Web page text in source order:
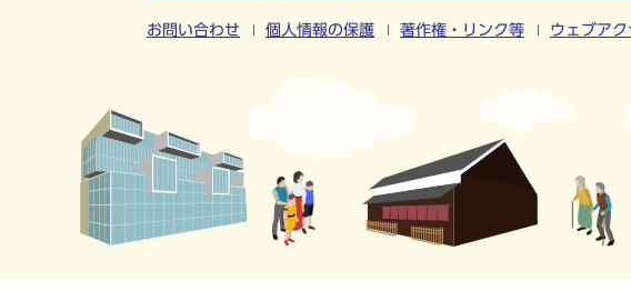
お問い合わせ 個人情報の保護 著作権・リンク等 ウェブア